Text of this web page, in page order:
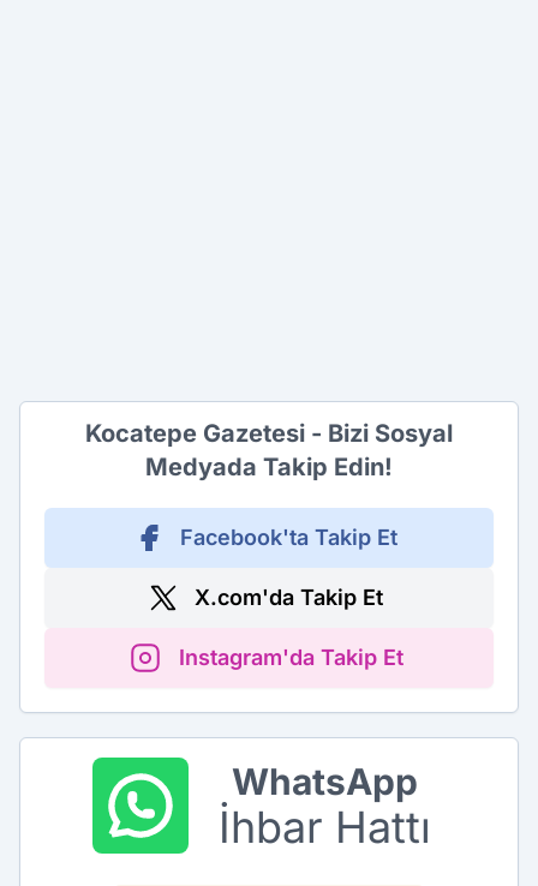
Kocatepe Gazetesi - Bizi Sosyal
Medyada Takip Edin!
Facebook'ta Takip Et
X.com'da Takip Et
Instagram'da Takip Et
WhatsApp
İhbar Hattı